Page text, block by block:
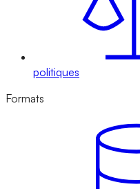
politiques
Formats